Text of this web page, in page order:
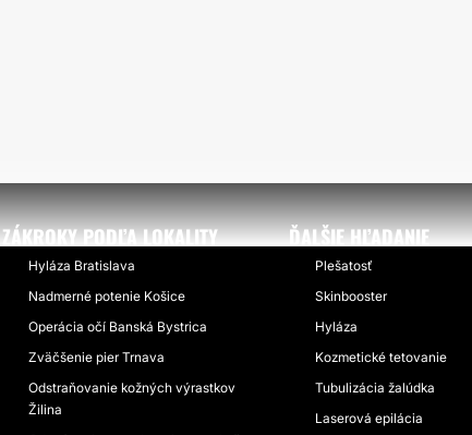
ZÁKROKY PODĽA LOKALITY
Hyláza Bratislava
Nadmerné potenie Košice
Operácia očí Banská Bystrica
Zväčšenie pier Trnava
Odstraňovanie kožných výrastkov​
Žilina
ĎALŠIE HĽADANIE
Plešatosť
Skinbooster
Hyláza
Kozmetické tetovanie
Tubulizácia žalúdka
Laserová epilácia